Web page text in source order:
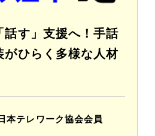
話す」支援へ！手話
がひらく多様な人材
本テレワーク協会会員